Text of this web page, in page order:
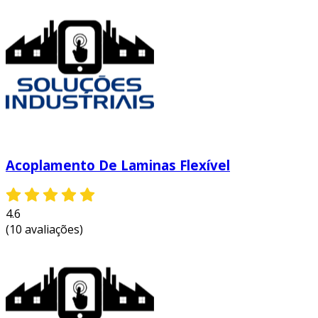
o acoplamento vulkan oferece uma série de
vantagens que o destacam em relação a outras
apis gráficas disponíveis no mercado. as
principais vantagens incluem:
permitindo otimizações específicas para
workloads exigentes.
núcleos:vulkan é projetado para
múltiplos núcleos das cpus modernas,
melhorando significativamente o
desempenho.
Acoplamento De Laminas Flexível
4.6
(10 avaliações)